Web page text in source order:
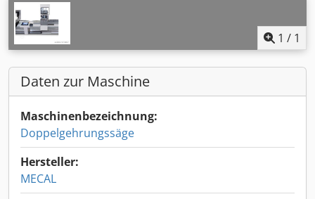
1 / 1
Daten zur Maschine
Maschinenbezeichnung:
Doppelgehrungssäge
Hersteller:
MECAL